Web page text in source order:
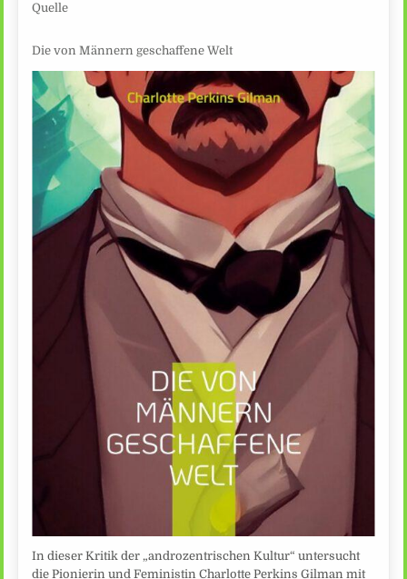
Quelle
Die von Männern geschaffene Welt
In dieser Kritik der „androzentrischen Kultur“ untersucht
die Pionierin und Feministin Charlotte Perkins Gilman mit